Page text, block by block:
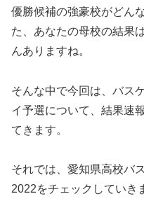
優勝候補の強豪校がどん
た、あなたの母校の結果
んありますね。
そんな中で今回は、バス
イ予選について、結果速
てきます。
それでは、愛知県高校バ
2022をチェックしていき